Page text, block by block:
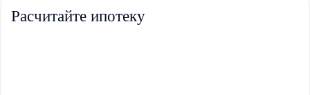
Расчитайте ипотеку